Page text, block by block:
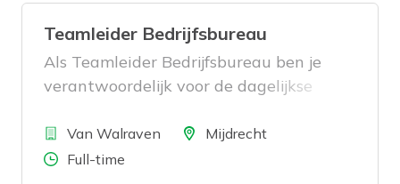
Teamleider Bedrijfsbureau
Als Teamleider Bedrijfsbureau ben je
verantwoordelijk voor de dagelijkse
magazijnbeheer. Je zorgt ervoor dat de
voorraadadministratie klopt, processen
BedrijfVan Walraven LocatieMijdrecht
Aantal uren
Full-time